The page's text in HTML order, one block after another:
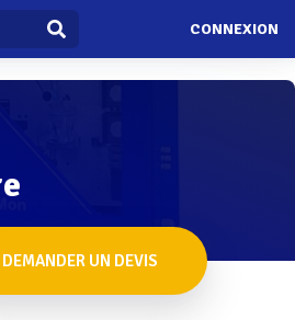
CONNEXION
DEMANDER UN DEVIS